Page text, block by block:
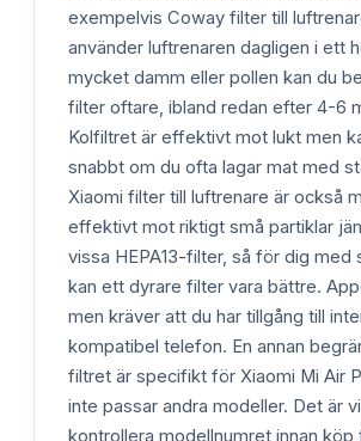
exempelvis Coway filter till
använder luftrenaren dagligen i ett
mycket damm eller pollen kan du
filter oftare, ibland redan efter 4-6
Kolfiltret är effektivt mot lukt men
snabbt om du ofta lagar mat med
Xiaomi filter till luftrenare är också
effektivt mot riktigt små partiklar
vissa HEPA13-filter, så för dig med
kan ett dyrare filter vara bättre.
men kräver att du har tillgång till
kompatibel telefon. En annan
filtret är specifikt för Xiaomi Mi Air
inte passar andra modeller. Det är
kontrollera modellnumret innan köp